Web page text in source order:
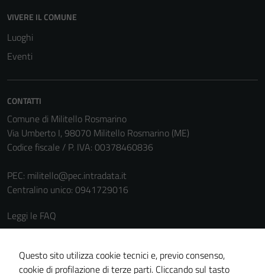
VIVERE IL COMUNE
Luoghi
Eventi
CONTATTI
Comune di Militello Rosmarino
Via Umberto I, 98070 Militello Rosmarino (ME)
Codice fiscale / P. IVA: 00378460836
PEC: militello@pec.intradata.it
Centralino unico: 0941729016
Leggi le FAQ
Segnalazione disservizio
Questo sito utilizza cookie tecnici e, previo consenso,
cookie di profilazione di terze parti. Cliccando sul tasto
informazioni
personali.